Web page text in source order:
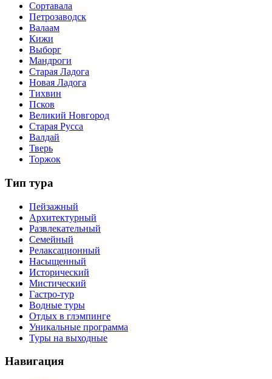
Сортавала
Петрозаводск
Валаам
Кижи
Выборг
Мандроги
Старая Ладога
Новая Ладога
Тихвин
Псков
Великий Новгород
Старая Русса
Валдай
Тверь
Торжок
Тип тура
Пейзажный
Архитектурный
Развлекательный
Семейный
Релаксационный
Насыщенный
Исторический
Мистический
Гастро-тур
Водные туры
Отдых в глэмпинге
Уникальные программа
Туры на выходные
Навигация